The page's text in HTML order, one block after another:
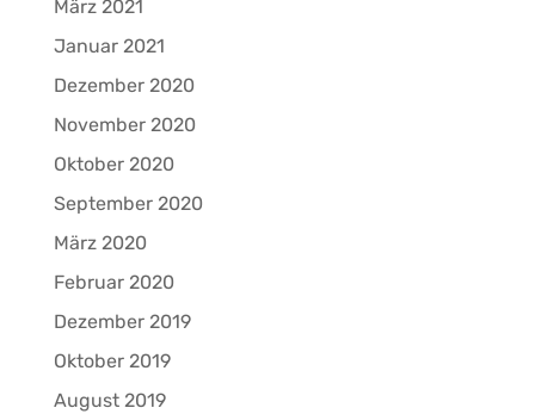
März 2021
Januar 2021
Dezember 2020
November 2020
Oktober 2020
September 2020
März 2020
Februar 2020
Dezember 2019
Oktober 2019
August 2019